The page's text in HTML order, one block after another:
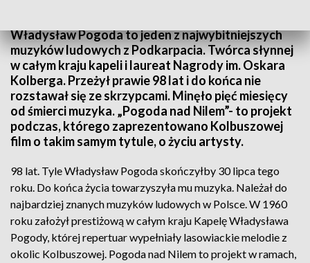
Władysław Pogoda to jeden z najwybitniejszych
muzyków ludowych z Podkarpacia. Twórca słynnej
w całym kraju kapeli i laureat Nagrody im. Oskara
Kolberga. Przeżył prawie 98 lat i do końca nie
rozstawał się ze skrzypcami. Minęło pięć miesięcy
od śmierci muzyka. „Pogoda nad Nilem”- to projekt
podczas, którego zaprezentowano Kolbuszowej
film o takim samym tytule, o życiu artysty.
98 lat. Tyle Władysław Pogoda skończyłby 30 lipca tego
roku. Do końca życia towarzyszyła mu muzyka. Należał do
najbardziej znanych muzyków ludowych w Polsce. W 1960
roku założył prestiżową w całym kraju Kapelę Władysława
Pogody, której repertuar wypełniały lasowiackie melodie z
okolic Kolbuszowej. Pogoda nad Nilem to projekt w ramach,